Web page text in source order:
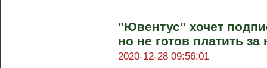
"Ювентус" хочет
но не готов платить
2020-12-28 09:56:01